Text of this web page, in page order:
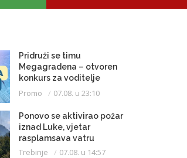
Pridruži se timu
Megagradena – otvoren
konkurs za voditelje
gradilišta
Promo 07.08. u 23:10
Ponovo se aktivirao požar
iznad Luke, vjetar
rasplamsava vatru
Trebinje 07.08. u 14:57